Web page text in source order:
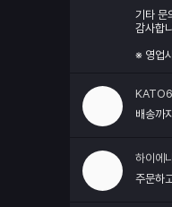
기타 문
감사합
※ 영업
배송까
하이에
주문하